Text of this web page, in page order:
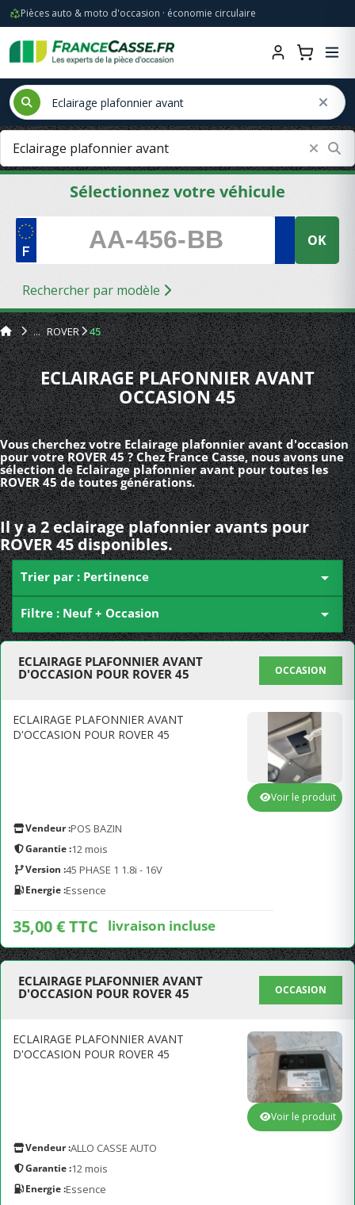
Pièces auto & moto d'occasion · économie circulaire
Sélectionnez votre véhicule
OK
Rechercher par modèle
ROVER 45
ECLAIRAGE PLAFONNIER AVANT
OCCASION 45
Vous cherchez votre Eclairage plafonnier avant d'occasion
pour votre ROVER 45 ? Chez France Casse, nous avons une
sélection de Eclairage plafonnier avant pour toutes les
ROVER 45 de toutes générations.
Il y a 2 eclairage plafonnier avants pour
ROVER 45 disponibles.
Trier par : Pertinence 
Filtre : Neuf + Occasion 
ECLAIRAGE PLAFONNIER AVANT
D'OCCASION POUR ROVER 45
OCCASION
ECLAIRAGE PLAFONNIER AVANT
D'OCCASION POUR ROVER 45
Vendeur :POS BAZIN
Garantie :12 mois
Version :45 PHASE 1 1.8i - 16V
Energie :Essence
35,00 € TTC livraison incluse
Voir le produit
ECLAIRAGE PLAFONNIER AVANT
D'OCCASION POUR ROVER 45
OCCASION
ECLAIRAGE PLAFONNIER AVANT
D'OCCASION POUR ROVER 45
Vendeur :ALLO CASSE AUTO
Garantie :12 mois
Energie :Essence
Voir le produit